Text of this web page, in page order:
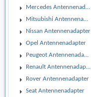
Mercedes Antennenadapter
Mitsubishi Antennenadapter
Nissan Antennenadapter
Opel Antennenadapter
Peugeot Antennenadapter
Renault Antennenadapter
Rover Antennenadapter
Seat Antennenadapter